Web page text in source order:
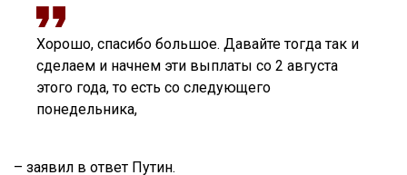
Хорошо, спасибо большое. Давайте тогда так и
сделаем и начнем эти выплаты со 2 августа
этого года, то есть со следующего
понедельника,
– заявил в ответ Путин.